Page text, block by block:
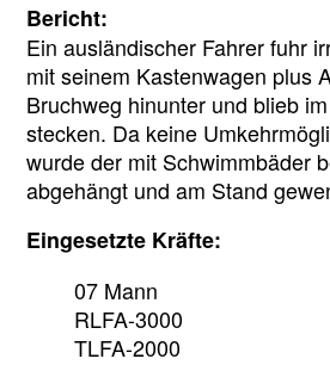
Bericht:
Ein ausländischer Fahrer fuhr
mit seinem Kastenwagen plus
Bruchweg hinunter und blieb
stecken. Da keine
wurde der mit Schwimmbäder
abgehängt und am Stand
Eingesetzte Kräfte:
07 Mann
RLFA-3000
TLFA-2000